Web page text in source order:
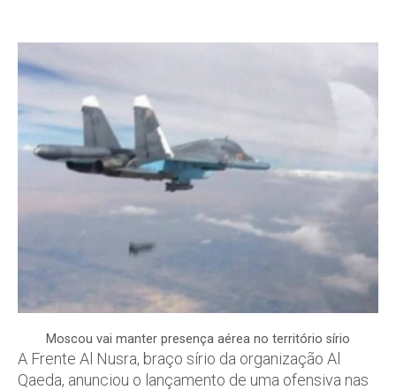
Moscou vai manter presença aérea no território sírio
A Frente Al Nusra, braço sírio da organização Al
Qaeda, anunciou o lançamento de uma ofensiva nas